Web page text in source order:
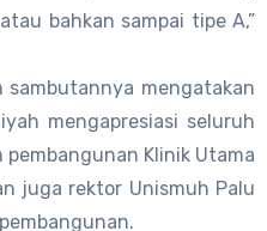
bahkan sampai tipe A,”
sambutannya mengatakan
mengapresiasi seluruh
Klinik Utama
juga rektor Unismuh Palu